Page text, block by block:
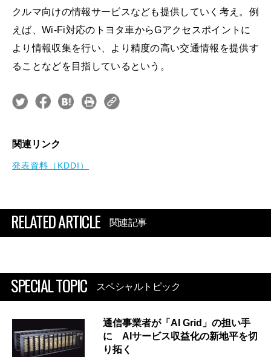
クルマ向けの情報サービスなども提供していく考え。例
えば、Wi-Fi対応のトヨタ車からGアクセスポイントに
より情報収集を行い、より精度の高い交通情報を提供す
ることなどを目指しているという。
関連リンク
発表資料（KDDI）
RELATED ARTICLE 関連記事
SPECIAL TOPIC スペシャルトピック
通信事業者が「AI Grid」の担い手
に AIサービス収益化の新地平を切
り拓く